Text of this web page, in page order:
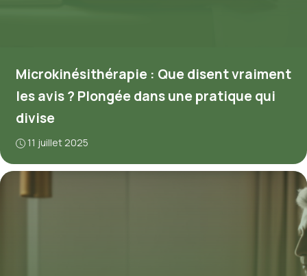
Microkinésithérapie : Que disent vraiment
les avis ? Plongée dans une pratique qui
divise
11 juillet 2025